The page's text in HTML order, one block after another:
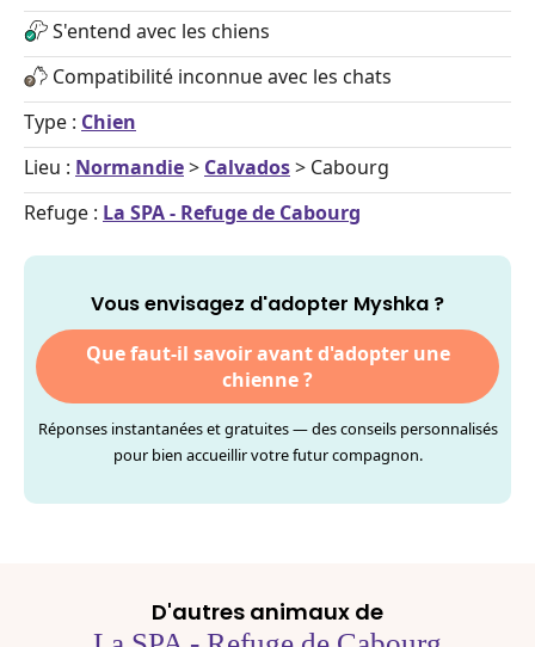
S'entend avec les chiens
Compatibilité inconnue avec les chats
Type : Chien
Lieu : Normandie> Calvados> Cabourg
Refuge : La SPA - Refuge de Cabourg
Vous envisagez d'adopter Myshka ?
Que faut-il savoir avant d'adopter une
chienne ?
Réponses instantanées et gratuites — des conseils personnalisés
pour bien accueillir votre futur compagnon.
D'autres animaux de